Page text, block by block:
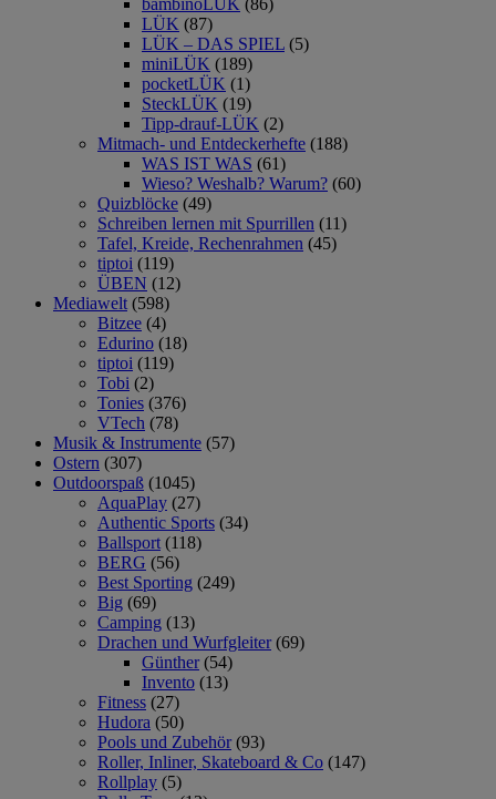
bambinoLÜK (86)
LÜK (87)
LÜK – DAS SPIEL (5)
miniLÜK (189)
pocketLÜK (1)
SteckLÜK (19)
Tipp-drauf-LÜK (2)
Mitmach- und Entdeckerhefte (188)
WAS IST WAS (61)
Wieso? Weshalb? Warum? (60)
Quizblöcke (49)
Schreiben lernen mit Spurrillen (11)
Tafel, Kreide, Rechenrahmen (45)
tiptoi (119)
ÜBEN (12)
Mediawelt (598)
Bitzee (4)
Edurino (18)
tiptoi (119)
Tobi (2)
Tonies (376)
VTech (78)
Musik & Instrumente (57)
Ostern (307)
Outdoorspaß (1045)
AquaPlay (27)
Authentic Sports (34)
Ballsport (118)
BERG (56)
Best Sporting (249)
Big (69)
Camping (13)
Drachen und Wurfgleiter (69)
Günther (54)
Invento (13)
Fitness (27)
Hudora (50)
Pools und Zubehör (93)
Roller, Inliner, Skateboard & Co (147)
Rollplay (5)